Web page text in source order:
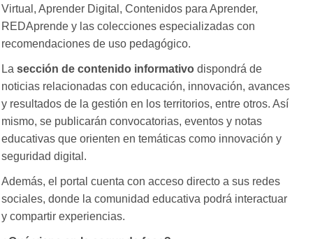
Virtual, Aprender Digital, Contenidos para Aprender,
REDAprende y las colecciones especializadas con
recomendaciones de uso pedagógico.
La sección de contenido informativo dispondrá de
noticias relacionadas con educación, innovación, avances
y resultados de la gestión en los territorios, entre otros. Así
mismo, se publicarán convocatorias, eventos y notas
educativas que orienten en temáticas como innovación y
seguridad digital.
Además, el portal cuenta con acceso directo a sus redes
sociales, donde la comunidad educativa podrá interactuar
y compartir experiencias.